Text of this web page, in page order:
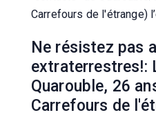
Carrefours de l'étrange)
Ne résistez pas
extraterrestres!:
Quarouble, 26
Carrefours de